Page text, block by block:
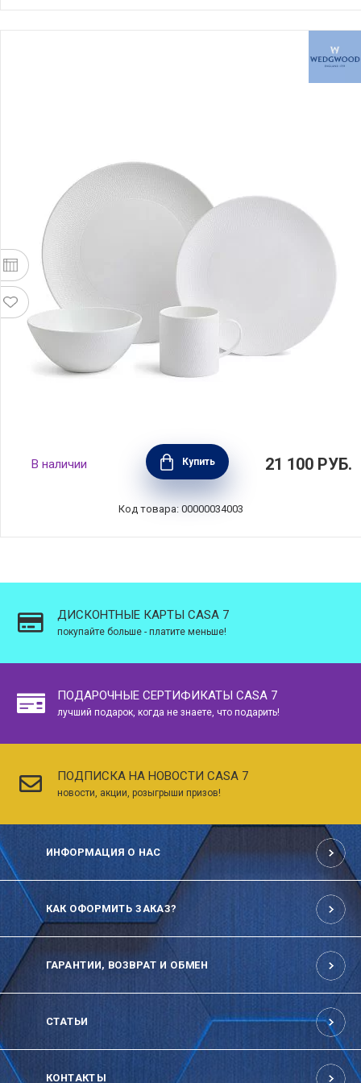
Набор на 1 персону Gio, 4 предмета, цвет
белый, фарфор, Wedgwood, 40023856
В наличии Купить 21 100 РУБ.
Код товара: 00000034003
ДИСКОНТНЫЕ КАРТЫ CASA 7
покупайте больше - платите меньше!
ПОДАРОЧНЫЕ СЕРТИФИКАТЫ CASA 7
лучший подарок, когда не знаете, что подарить!
ПОДПИСКА НА НОВОСТИ CASA 7
новости, акции, розыгрыши призов!
ИНФОРМАЦИЯ О НАС
КАК ОФОРМИТЬ ЗАКАЗ?
ГАРАНТИИ, ВОЗВРАТ И ОБМЕН
СТАТЬИ
КОНТАКТЫ